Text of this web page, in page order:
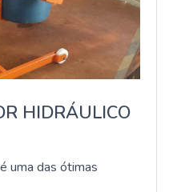
HIDRÁULICO
uma das ótimas